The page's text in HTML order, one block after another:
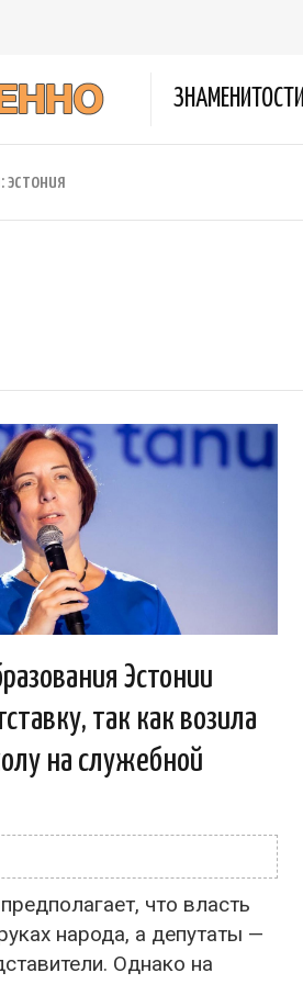
ЗНАМЕНИТОСТИ
эстония
Эстонии
так как возила
на служебной
что власть
народа, а депутаты —
Однако на